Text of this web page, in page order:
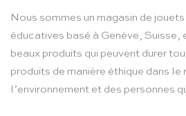
Nous sommes un magasin de
éducatives basé à Genève, Suisse,
beaux produits qui peuvent durer
produits de manière éthique dans le
l’environnement et des personnes